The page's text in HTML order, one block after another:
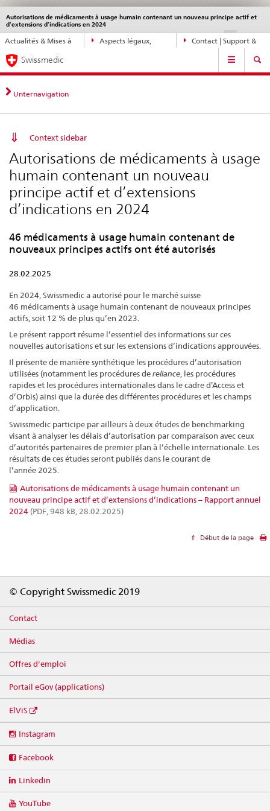
Navigation
directe:
actualités,
bases
juridiques,
contact
Actualités & Mises à
Aspects légaux,
Contact | Support &
Autorisations de médicaments à usage humain contenant un nouveau principe actif et
d’extensions d’indications en 2024
DE EN
Service
navigation
Navigation
Swissmedic
Unternavigation
Context sidebar
Autorisations de médicaments à usage
humain contenant un nouveau
principe actif et d’extensions
d’indications en 2024
46 médicaments à usage humain contenant de
nouveaux principes actifs ont été autorisés
28.02.2025
En 2024, Swissmedic a autorisé pour le marché suisse
46 médicaments à usage humain contenant de nouveaux principes
actifs, soit 12 % de plus qu’en 2023.
Le présent rapport résume l’essentiel des informations sur ces
nouvelles autorisations et sur les extensions d’indications approuvées.
Il présente de manière synthétique les procédures d’autorisation
utilisées (notamment les procédures dereliance , les procédures
rapides et les procédures internationales dans le cadre d’Access et
d’Orbis) ainsi que la durée des différentes procédures et les champs
d’application.
Swissmedic participe par ailleurs à deux études de benchmarking
visant à analyser les délais d’autorisation par comparaison avec ceux
d’autorités partenaires de premier plan à l’échelle internationale. Les
résultats de ces études seront publiés dans le courant de
l’année 2025.
Autorisations de médicaments à usage humain contenant un
nouveau principe actif et d’extensions d’indications – Rapport annuel
2024 (PDF, 948 kB, 28.02.2025)
Début de la page
© Copyright Swissmedic 2019
Contact
Médias
Offres d'emploi
Portail eGov (applications)
ElViS
media
Instagram
Facebook
Linkedin
YouTube